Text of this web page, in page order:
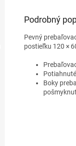
Podrobný
Pevný
postieľku 120 ×
Boky